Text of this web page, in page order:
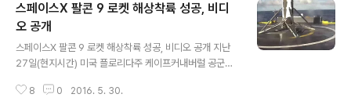
스페이스X 팔콘 9 로켓 해상착륙 성공, 비디
오 공개
스페이스X 팔콘 9 로켓 해상착륙 성공, 비디오 공개 지난
27일(현지시간) 미국 플로리다주 케이프커내버럴 공군기
송을 위한 '팔콘 9' 로켓이 우주궤도에 안정적으로 올라섰
8 0 2016. 5. 30.